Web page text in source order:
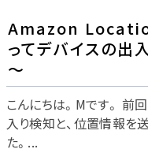
Amazon
ってデバイスの出
～
こんにちは。Mです。 前
入り検知と、位置情報を
た。...